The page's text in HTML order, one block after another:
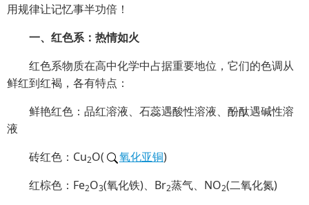
用规律让记忆事半功倍！
一、红色系：热情如火
红色系物质在高中化学中占据重要地位，它们的色调从
鲜红到红褐，各有特点：
鲜艳红色：品红溶液、石蕊遇酸性溶液、酚酞遇碱性溶
液
砖红色：Cu2O( 氧化亚铜)
红棕色：Fe2O3(氧化铁)、Br2蒸气、NO2(二氧化氮)